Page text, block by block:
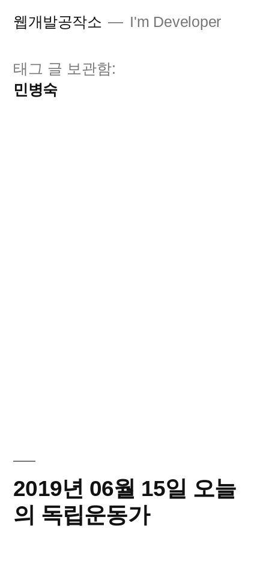
웹개발공작소 I'm Developer
태그 글 보관함:
민병숙
2019년 06월 15일 오늘
의 독립운동가